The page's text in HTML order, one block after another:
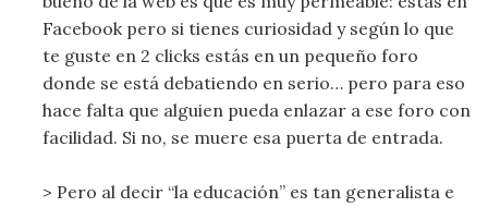
Facebook pero si tienes curiosidad y según lo que
te guste en 2 clicks estás en un pequeño foro
donde se está debatiendo en serio… pero para eso
hace falta que alguien pueda enlazar a ese foro con
facilidad. Si no, se muere esa puerta de entrada.
> Pero al decir “la educación” es tan generalista e